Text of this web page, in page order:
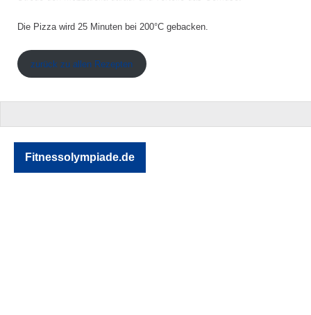
Die Pizza wird 25 Minuten bei 200°C gebacken.
zurück zu allen Rezepten
Fitnessolympiade.de